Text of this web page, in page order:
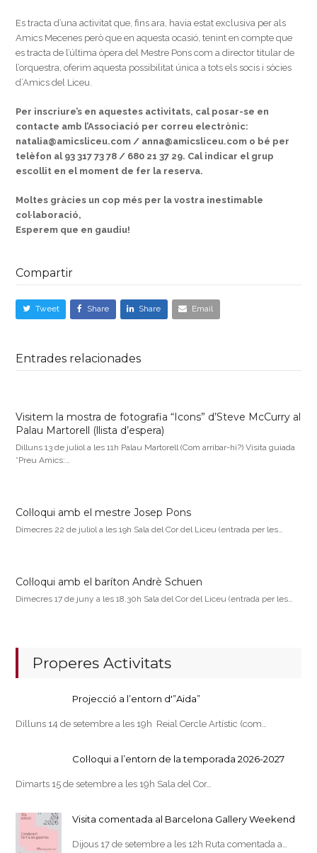
Es tracta d’una activitat que, fins ara, havia estat exclusiva per als
Amics Mecenes però que en aquesta ocasió, tenint en compte que
es tracta de l’última òpera del Mestre Pons com a director titular de
l’orquestra, oferim aquesta possibilitat única a tots els socis i sòcies
d’Amics del Liceu.
Per inscriure’s en aquestes activitats, cal posar-se en
contacte amb l’Associació per correu electrònic:
natalia@amicsliceu.com / anna@amicsliceu.com o bé per
telèfon al 93 317 73 78 / 680 21 37 29. Cal indicar el grup
escollit en el moment de fer la reserva.
Moltes gràcies un cop més per la vostra inestimable
col·laboració,
Esperem que en gaudiu!
Compartir
Tweet Share Share Email
Entrades relacionades
Visitem la mostra de fotografia “Icons” d’Steve McCurry al
Palau Martorell (llista d’espera)
Dilluns 13 de juliol a les 11h Palau Martorell (Com arribar-hi?) Visita guiada
*Preu Amics:…
Col·loqui amb el mestre Josep Pons
Dimecres 22 de juliol a les 19h Sala del Cor del Liceu (entrada per les…
Col·loqui amb el baríton Andrè Schuen
Dimecres 17 de juny a les 18.30h Sala del Cor del Liceu (entrada per les…
Properes Activitats
Projecció a l’entorn d'”Aida”
Dilluns 14 de setembre a les 19h Reial Cercle Artístic (com…
Col·loqui a l’entorn de la temporada 2026-2027
Dimarts 15 de setembre a les 19h Sala del Cor…
Visita comentada al Barcelona Gallery Weekend
Dijous 17 de setembre a les 12h Ruta comentada a…